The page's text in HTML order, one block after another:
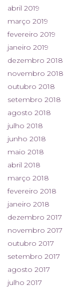
abril 2019
março 2019
fevereiro 2019
janeiro 2019
dezembro 2018
novembro 2018
outubro 2018
setembro 2018
agosto 2018
julho 2018
junho 2018
maio 2018
abril 2018
março 2018
fevereiro 2018
janeiro 2018
dezembro 2017
novembro 2017
outubro 2017
setembro 2017
agosto 2017
julho 2017